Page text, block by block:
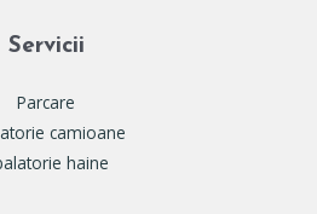
Servicii
Parcare
camioane
haine